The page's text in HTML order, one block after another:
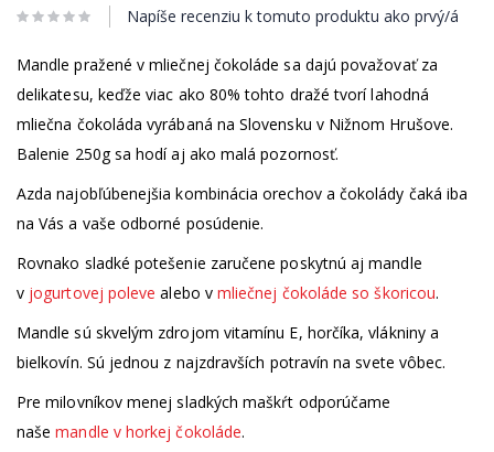
Napíše recenziu k tomuto produktu ako prvý/á
Mandle pražené v mliečnej čokoláde sa dajú považovať za
delikatesu, keďže viac ako 80% tohto dražé tvorí lahodná
mliečna čokoláda vyrábaná na Slovensku v Nižnom Hrušove.
Balenie 250g sa hodí aj ako malá pozornosť.
Azda najobľúbenejšia kombinácia orechov a čokolády čaká iba
na Vás a vaše odborné posúdenie.
Rovnako sladké potešenie zaručene poskytnú aj mandle
v jogurtovej poleve alebo v mliečnej čokoláde so škoricou.
Mandle sú skvelým zdrojom vitamínu E, horčíka, vlákniny a
bielkovín. Sú jednou z najzdravších potravín na svete vôbec.
Pre milovníkov menej sladkých maškŕt odporúčame
našemandle v horkej čokoláde.